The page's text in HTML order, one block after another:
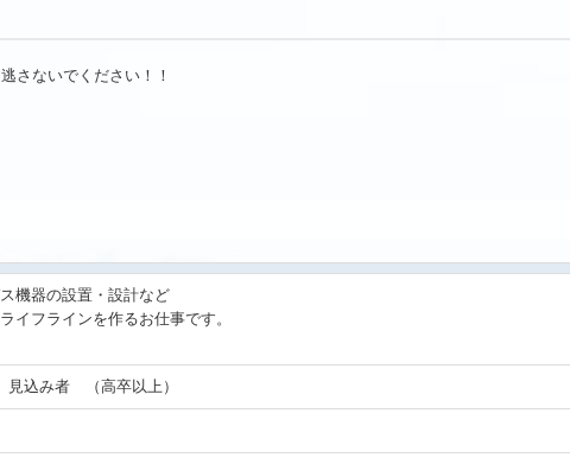
さないでください！！
機器の設置・設計など
イフラインを作るお仕事です。
見込み者 （高卒以上）